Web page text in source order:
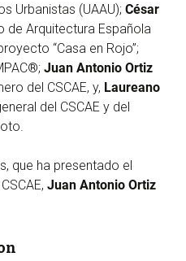
Urbanistas (UAAU); César
de Arquitectura Española
“Casa en Rojo”;
Juan Antonio Ortiz
del CSCAE, y, Laureano
del CSCAE y del
que ha presentado el
Juan Antonio Ortiz